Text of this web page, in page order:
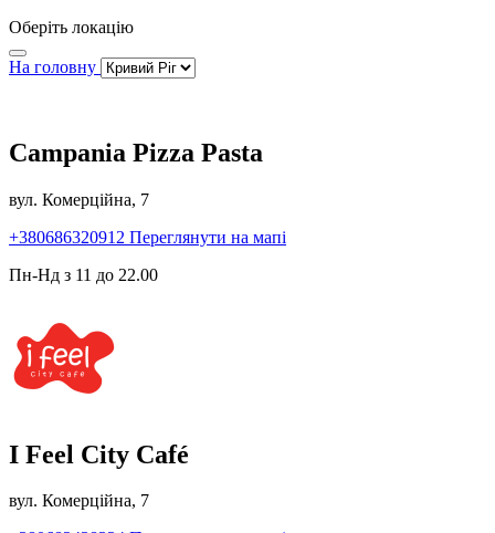
Оберіть локацію
На головну
Campania Pizza Pasta
вул. Комерційна, 7
+380686320912 Переглянути на мапі
Пн-Нд з 11 до 22.00
I Feel City Café
вул. Комерційна, 7